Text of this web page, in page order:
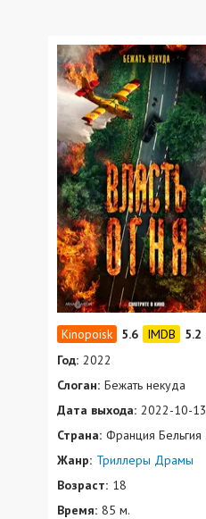
5.6
5.2
Год: 2022
Слоган: Бежать некуда
Дата выхода: 2022-10-13
Страна: Франция Бельгия
Жанр: Триллеры Драмы
Возраст: 18
Время: 85 м.